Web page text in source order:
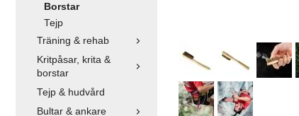
Borstar
Tejp
Träning & rehab
Kritpåsar, krita &
borstar
Tejp & hudvård
Bultar & ankare